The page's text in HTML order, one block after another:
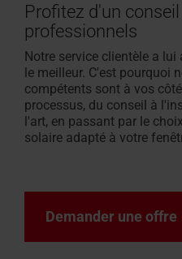
Profitez d'un
professionnels
Notre service clientèle a
le meilleur. C'est pourquoi
compétents sont à vos
processus, du conseil à
l'art, en passant par le
solaire adapté à votre
Demander une offre